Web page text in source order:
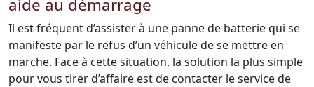
aide au démarrage
Il est fréquent d’assister à une panne de batterie qui se
manifeste par le refus d’un véhicule de se mettre en
marche. Face à cette situation, la solution la plus simple
pour vous tirer d’affaire est de contacter le service de